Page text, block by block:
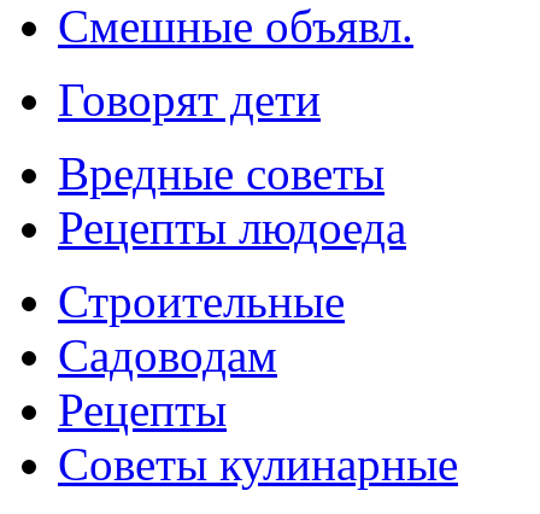
Смешные объявл.
Говорят дети
Вредные советы
Рецепты людоеда
Строительные
Садоводам
Рецепты
Советы кулинарные